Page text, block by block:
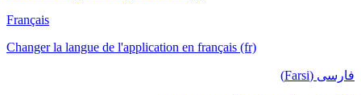
Français
Changer la langue de l'application en français (fr)
فارسی (Farsi)